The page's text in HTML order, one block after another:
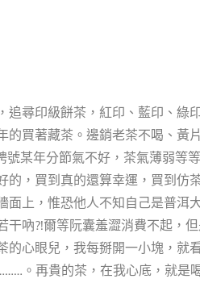
尋印級餅茶，紅印、藍印、綠
的買著藏茶。邊銷老茶不喝、黃
某年分節氣不好，茶氣薄弱等
的，買到真的還算幸運，買到仿
上，惟恐他人不知自己是普洱
吶?!爾等阮囊羞澀消費不起，
的心眼兒，我每掰開一小塊，就
。再貴的茶，在我心底，就是